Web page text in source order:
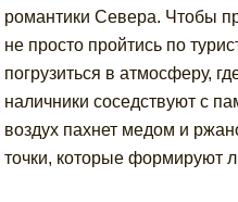
романтики Севера. Чтобы
не просто пройтись по
погрузиться в атмосферу,
наличники соседствуют с
воздух пахнет медом и
точки, которые формируют